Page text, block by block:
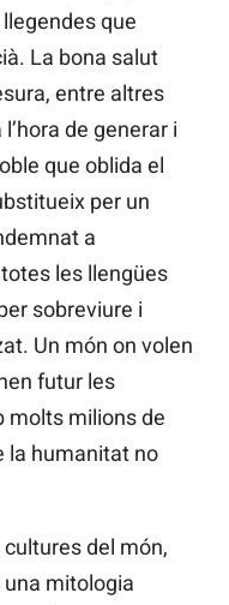
que
La bona salut
entre altres
de generar i
que oblida el
per un
a
les llengües
sobreviure i
Un món on volen
futur les
molts milions de
la humanitat no
del món,
mitologia